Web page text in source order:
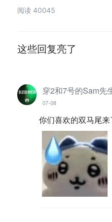
阅读 40045
这些回复亮了
穿2和7号的Sam先
07-08
你们喜欢的双马尾来